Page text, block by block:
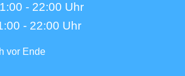
- 22:00 Uhr
- 22:00 Uhr
vor Ende